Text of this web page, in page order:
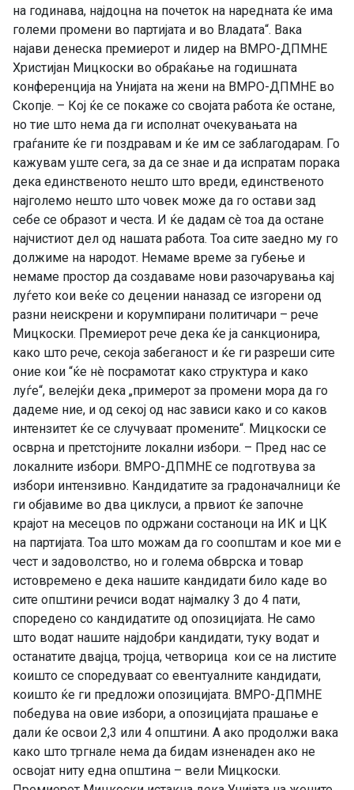
на годинава, најдоцна на почеток на наредната ќе има
големи промени во партијата и во Владата“. Вака
најави денеска премиерот и лидер на ВМРО-ДПМНЕ
Христијан Мицкоски во обраќање на годишната
конференција на Унијата на жени на ВМРО-ДПМНЕ во
Скопје. – Кој ќе се покаже со својата работа ќе остане,
но тие што нема да ги исполнат очекувањата на
граѓаните ќе ги поздравам и ќе им се заблагодарам. Го
кажувам уште сега, за да се знае и да испратам порака
дека единственото нешто што вреди, единственото
најголемо нешто што човек може да го остави зад
себе се образот и честа. И ќе дадам сè тоа да остане
најчистиот дел од нашата работа. Тоа сите заедно му го
должиме на народот. Немаме време за губење и
немаме простор да создаваме нови разочарувања кај
луѓето кои веќе со децении наназад се изгорени од
разни неискрени и корумпирани политичари – рече
Мицкоски. Премиерот рече дека ќе ја санкционира,
како што рече, секоја забеганост и ќе ги разреши сите
оние кои “ќе нè посрамотат како структура и како
луѓе“, велејќи дека „примерот за промени мора да го
дадеме ние, и од секој од нас зависи како и со каков
интензитет ќе се случуваат промените“. Мицкоски се
осврна и претстојните локални избори. – Пред нас се
локалните избори. ВМРО-ДПМНЕ се подготвува за
избори интензивно. Кандидатите за градоначалници ќе
ги објавиме во два циклуси, а првиот ќе започне
крајот на месецов по одржани состаноци на ИК и ЦК
на партијата. Тоа што можам да го соопштам и кое ми е
чест и задоволство, но и голема обврска и товар
истовремено е дека нашите кандидати било каде во
сите општини речиси водат најмалку 3 до 4 пати,
споредено со кандидатите од опозицијата. Не само
што водат нашите најдобри кандидати, туку водат и
останатите двајца, тројца, четворица кои се на листите
коишто се споредуваат со евентуалните кандидати,
коишто ќе ги предложи опозицијата. ВМРО-ДПМНЕ
победува на овие избори, а опозицијата прашање е
дали ќе освои 2,3 или 4 општини. А ако продолжи вака
како што тргнале нема да бидам изненаден ако не
освојат ниту една општина – вели Мицкоски.